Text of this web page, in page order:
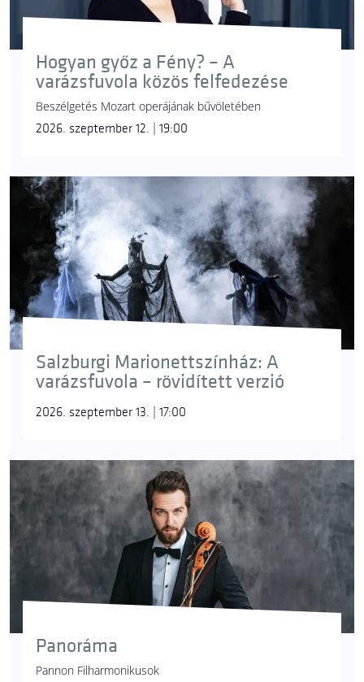
Hogyan győz a Fény? – A
varázsfuvola közös felfedezése
Beszélgetés Mozart operájának bűvöletében
2026. szeptember 12. | 19:00
Salzburgi Marionettszínház: A
varázsfuvola – rövidített verzió
2026. szeptember 13. | 17:00
Panoráma
Pannon Filharmonikusok